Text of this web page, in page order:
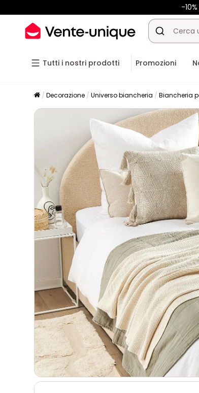
-
Tutti i nostri prodotti Promozioni
Decorazione Universo biancheria Biancheria